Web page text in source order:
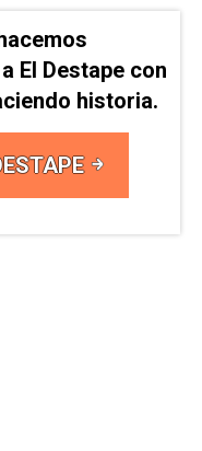
El Destape con
historia.